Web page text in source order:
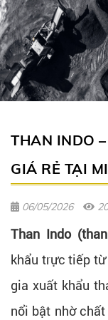
THAN INDO
GIÁ RẺ TẠI
06/05/2026
Than Indo
khẩu trực tiếp
gia xuất khẩu
nổi bật nhờ